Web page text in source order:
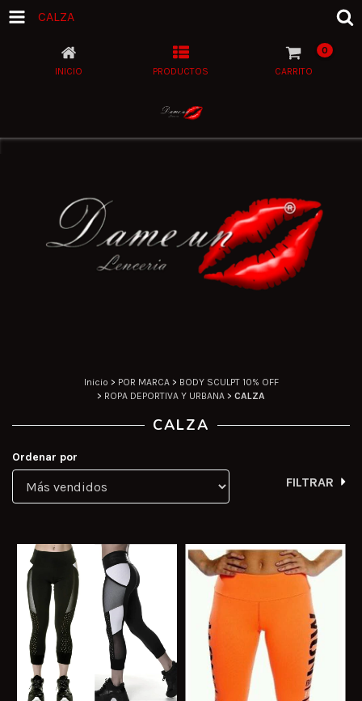
CALZA
INICIO PRODUCTOS CARRITO
0
Inicio > POR MARCA > BODY SCULPT 10% OFF
> ROPA DEPORTIVA Y URBANA > CALZA
CALZA
Ordenar por
FILTRAR